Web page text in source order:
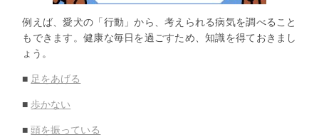
例えば、愛犬の「行動」から、考えられる病気を調べること
もできます。 健康な毎日を過ごすため、知識を得ておきまし
ょう。
■ 足をあげる
■歩かない
■頭を振っている